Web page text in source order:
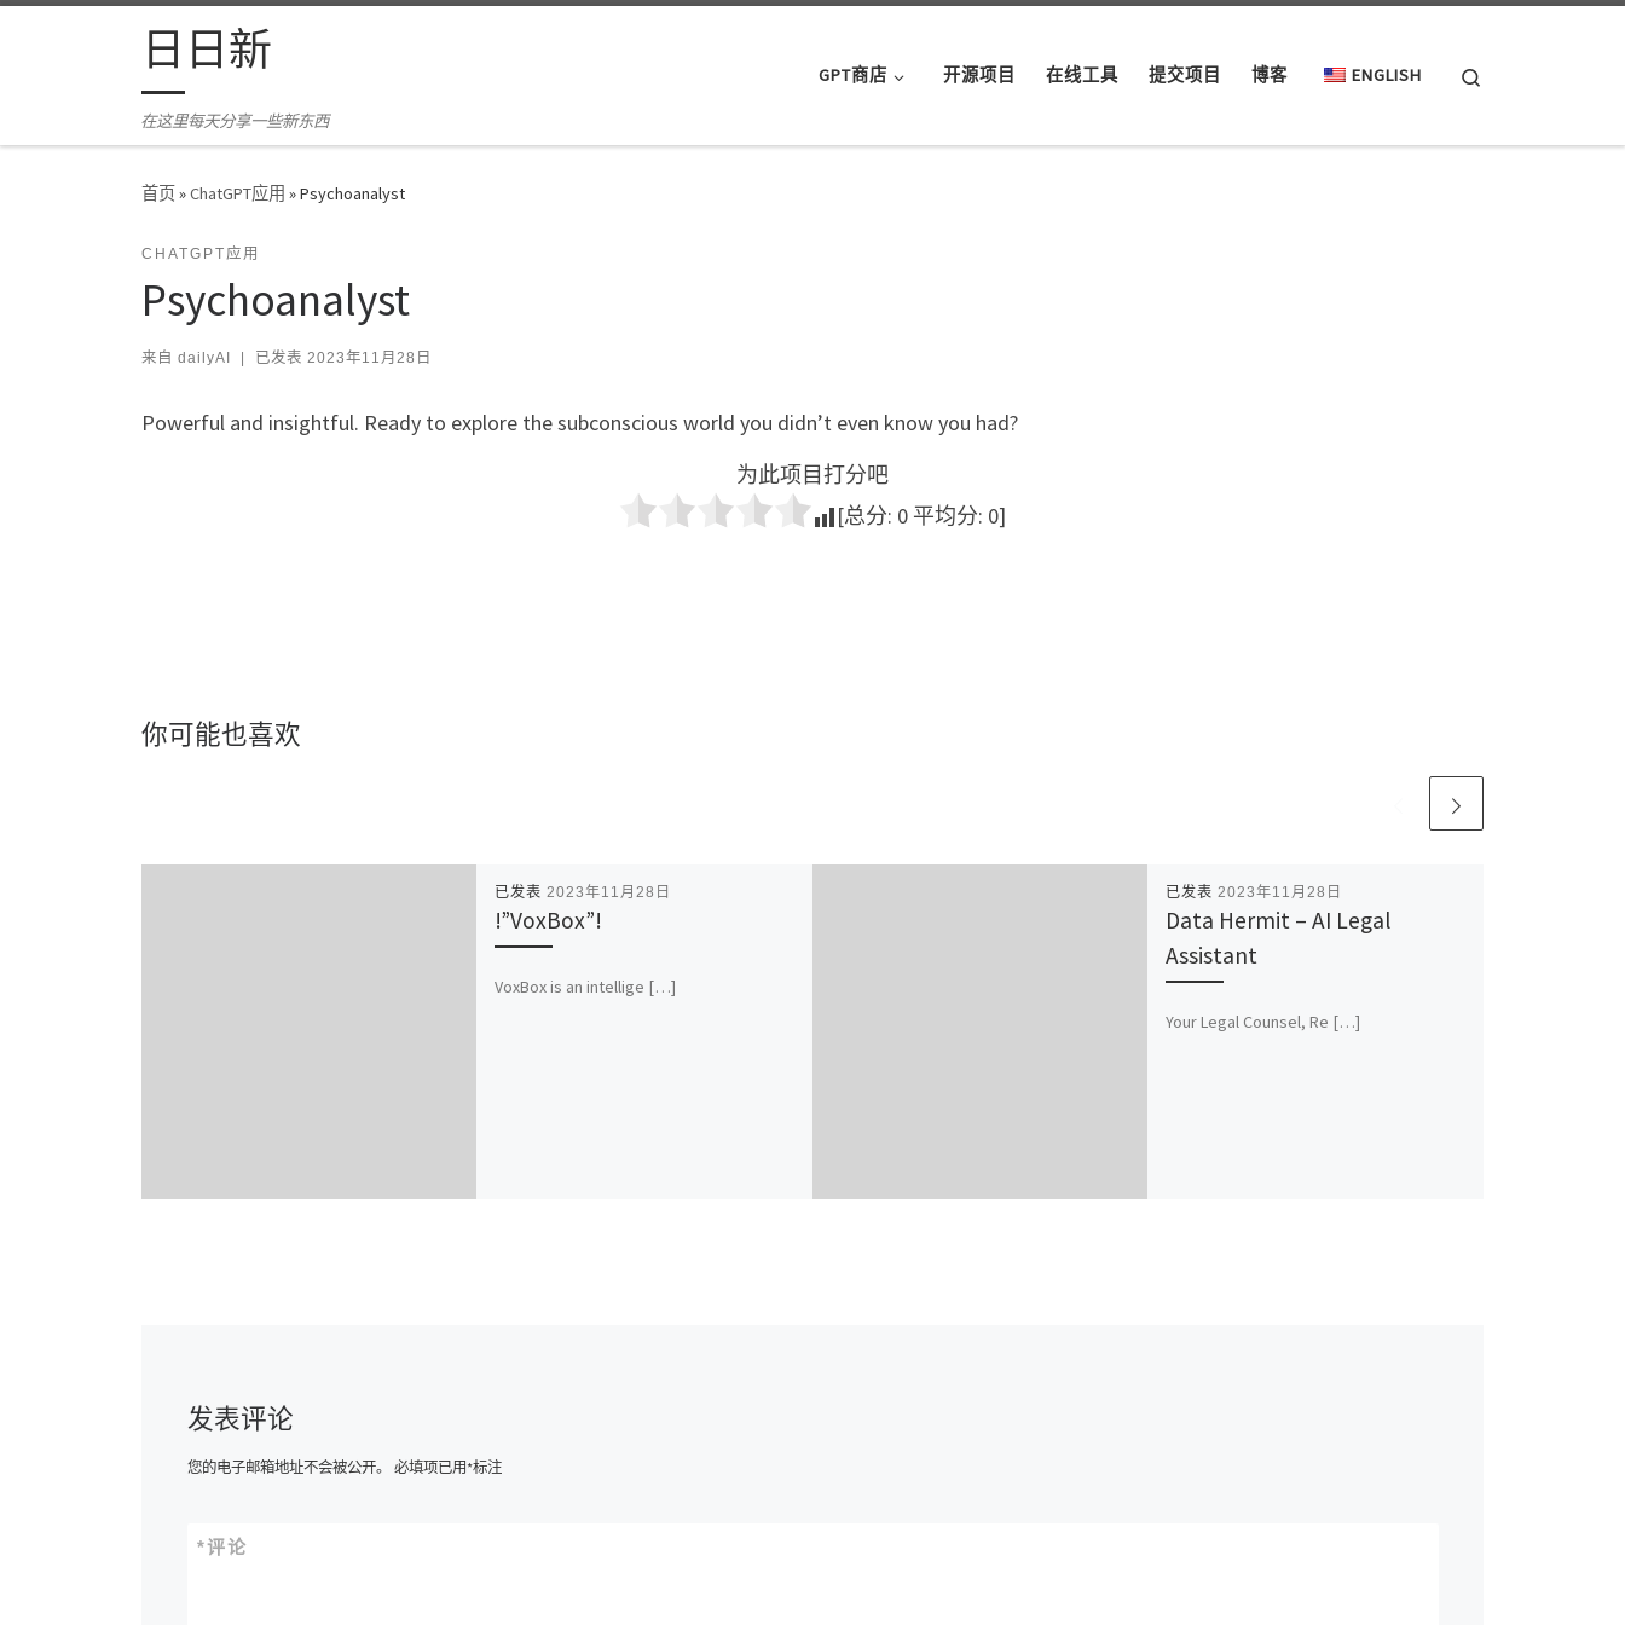
Skip to content日日新
在这里每天分享一些新东西
GPT商店 开源项目 在线工具 提交项目 博客 ENGLISH
首页»ChatGPT应用 »Psychoanalyst
CHATGPT应用
Psychoanalyst
来自 dailyAI 已发表 2023年11月28日
Powerful and insightful. Ready to explore the subconscious world you didn’t even know you had?
为此项目打分吧
[总分: 0 平均分: 0]
你可能也喜欢
已发表 2023年11月28日
!”VoxBox”!
VoxBox is an intellige […]
已发表 2023年11月28日
Data Hermit – AI Legal
Assistant
Your Legal Counsel, Re […]
发表评论
您的电子邮箱地址不会被公开。 必填项已用*标注
评论
*